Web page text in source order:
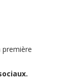
première